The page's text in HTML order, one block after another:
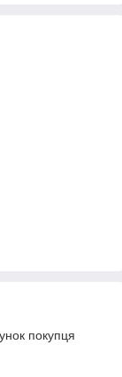
покупця